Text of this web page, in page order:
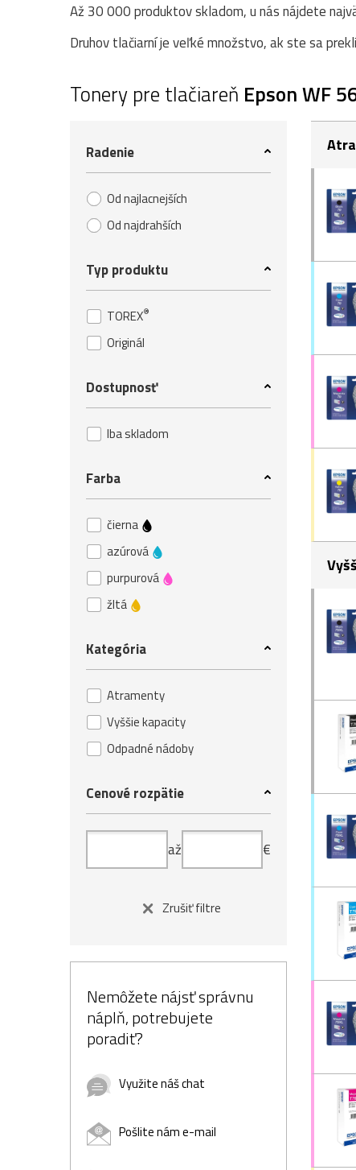
Až 30 000 produktov skladom, u nás nájdete
Druhov tlačiarní je veľké množstvo, ak ste sa
Tonery pre tlačiareň Epson WF
Radenie
Od najlacnejších
Od najdrahších
Typ produktu
TOREX®
Originál
Dostupnosť
Iba skladom
Farba
čierna
azúrová
purpurová
žltá
Kategória
Atramenty
Vyššie kapacity
Odpadné nádoby
Cenové rozpätie
až €
Zrušiť filtre
Nemôžete nájsť správnu
náplň, potrebujete
poradiť?
Využite náš chat
Pošlite nám e-mail